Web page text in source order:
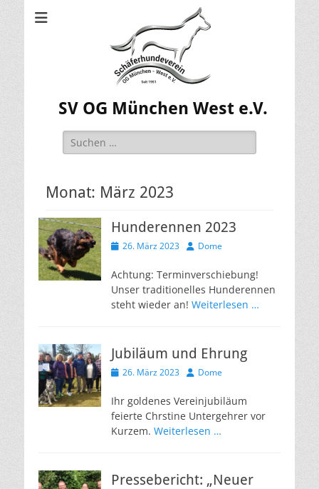
SV OG München West e.V.
Suchen
nach:
Monat: März 2023
Hunderennen 2023
Veröffentlicht
26. März 2023 AutorDome
Achtung: Terminverschiebung!
Unser traditionelles Hunderennen
steht wieder an! Weiterlesen …
Jubiläum und Ehrung
Veröffentlicht
26. März 2023 AutorDome
Ihr goldenes Vereinjubiläum
feierte Chrstine Untergehrer vor
Kurzem. Weiterlesen …
Pressebericht: „Neuer